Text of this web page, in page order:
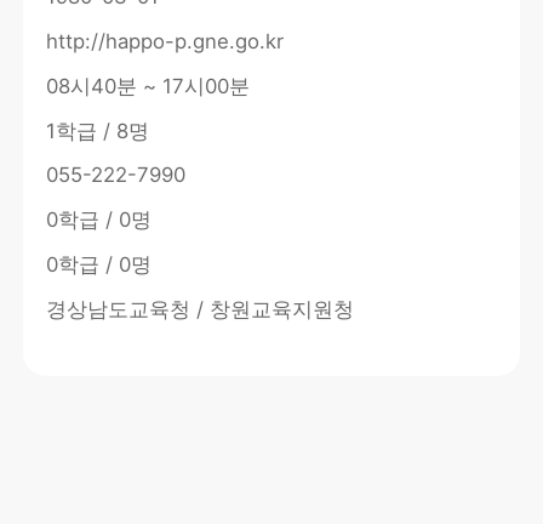
http://happo-p.gne.go.kr
08시40분 ~ 17시00분
1학급 / 8명
055-222-7990
0학급 / 0명
0학급 / 0명
경상남도교육청 / 창원교육지원청